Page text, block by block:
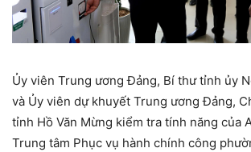
Ủy viên Trung ương Đảng, Bí thư tỉnh ủy
và Ủy viên dự khuyết Trung ương Đảng,
tỉnh Hồ Văn Mừng kiểm tra tính năng của
Trung tâm Phục vụ hành chính công